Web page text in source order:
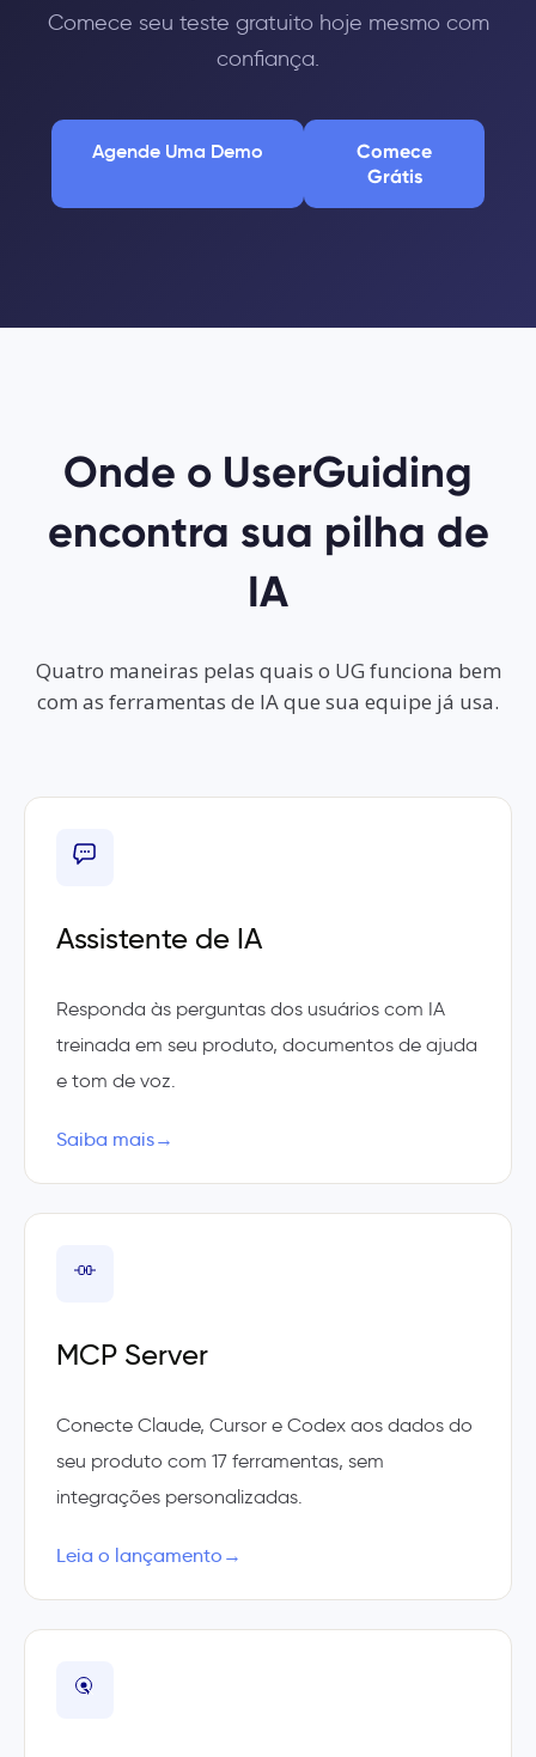
Comece seu teste gratuito hoje mesmo com
confiança.
Agende Uma Demo
Comece
Grátis
Onde o UserGuiding
encontra sua pilha de
IA
Quatro maneiras pelas quais o UG funciona bem
com as ferramentas de IA que sua equipe já usa.
Assistente de IA
Responda às perguntas dos usuários com IA
treinada em seu produto, documentos de ajuda
e tom de voz.
Saiba mais→
MCP Server
Conecte Claude, Cursor e Codex aos dados do
seu produto com 17 ferramentas, sem
integrações personalizadas.
Leia o lançamento →